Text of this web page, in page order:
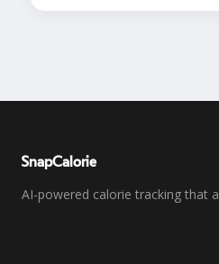
SnapCalorie
AI-powered calorie tracking that